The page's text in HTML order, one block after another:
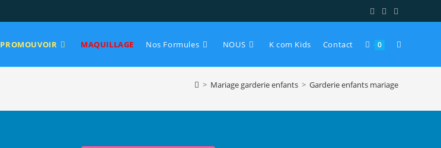
PROMOUVOIR MAQUILLAGE Nos Formules NOUS K com Kids Contact 0
> Mariage garderie enfants > Garderie enfants mariage